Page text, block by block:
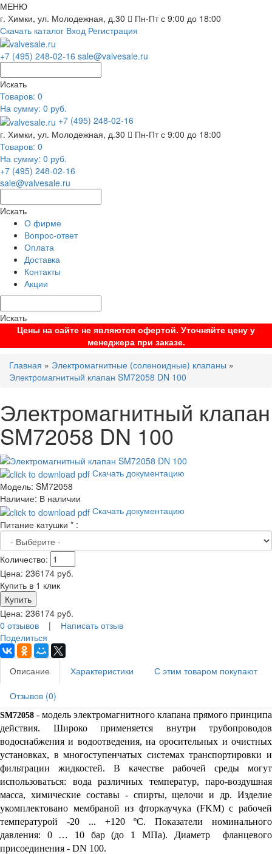
МЕНЮ
г. Химки, ул. Молодежная, д.30
Пн-Пт с 9:00 до 18:00
Скачать каталог Вход Регистрация
+7 (495) 248-02-16 sale@valvesale.ru
Искать
Товаров: 0
На сумму: 0 руб.
+7 (495) 248-02-16
г. Химки, ул. Молодежная, д.30
Пн-Пт с 9:00 до 18:00
Товаров: 0
На сумму: 0 руб.
+7 (495) 248-02-16
sale@valvesale.ru
Искать
О фирме
Вопрос-ответ
Оплата
Доставка
Контакты
Акции
Искать
Цены на сайте не являются офертой. Уточняйте цену у
менеджера при заказе.
Главная » Электромагнитные (соленоидные) клапаны »
Электромагнитный клапан SM72058 DN 100
Электромагнитный клапан
SM72058 DN 100
Скачать документацию
Модель: SM72058
Наличие: В наличии
Скачать документацию
Питание катушки * :
Количество:
Цена: 236174 руб.
Купить в 1 клик
Цена: 236174 руб.
0 отзывов | Написать отзыв
Поделиться
Описание Характеристики С этим товаром покупают
Отзывов (0)
SM72058 - модель электромагнитного клапана прямого принципа
действия. Широко применяется внутри трубопроводов
водоснабжения и водоотведения, на оросительных и очистных
установках, в многоступенчатых системах транспортировки и
фильтрации жидкостей. В качестве рабочей среды могут
использоваться: вода различных температур, паро-воздушная
масса, химические составы - спирты, щелочи и др. Изделие
укомплектовано мембраной из фторкаучука (FKM) с рабочей
температурой -20 ... +120 ºС. Показатели номинального
давления: 0 … 10 бар (до 1 МПа). Диаметр  фланцевого
присоединения - DN 100.